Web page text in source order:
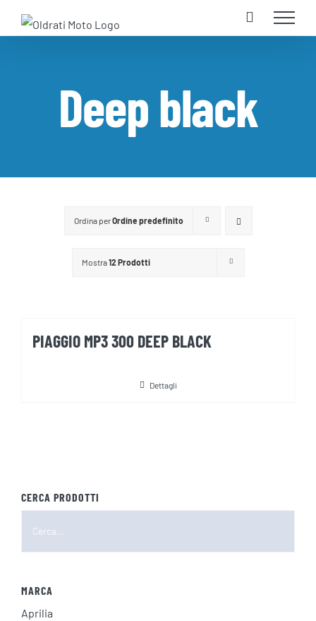
Deep black
Ordina perOrdine predefinito
Mostra12 Prodotti
PIAGGIO MP3 300 DEEP BLACK
Dettagli
CERCA PRODOTTI
MARCA
Aprilia